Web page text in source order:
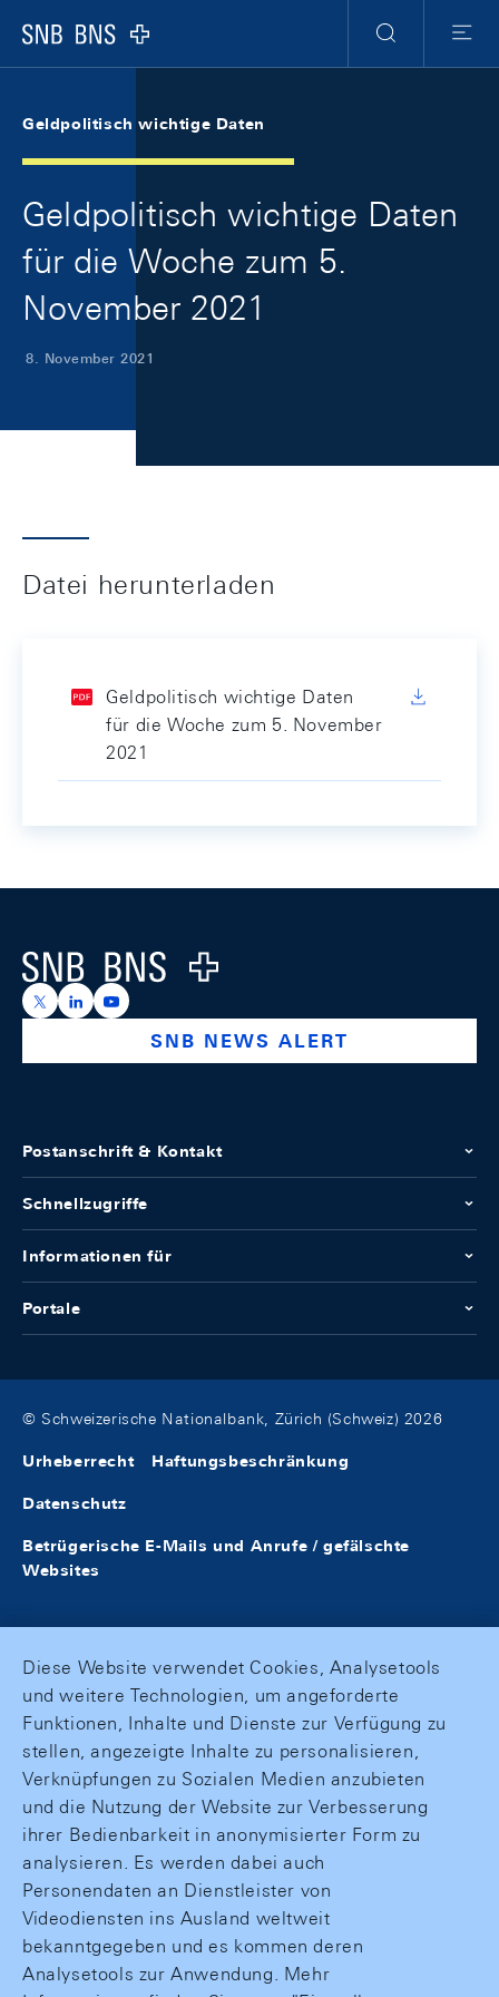
Logo
Suche
Menu
Geldpolitisch wichtige Daten
Geldpolitisch wichtige Daten
für die Woche zum 5.
November 2021
8. November 2021
Datei herunterladen
Geldpolitisch wichtige Daten
für die Woche zum 5. November
2021
Logo
https://x.com/snb_bns
https://ch.linkedin.com/company/swiss-national-
https://www.youtube.com/@swissnationalbank
SNB NEWS ALERT
Postanschrift & Kontakt
Schnellzugriffe
Informationen für
Portale
© Schweizerische Nationalbank, Zürich (Schweiz) 2026
Urheberrecht Haftungsbeschränkung
Datenschutz
Betrügerische E-Mails und Anrufe / gefälschte
Websites
Diese Website verwendet Cookies, Analysetools
und weitere Technologien, um angeforderte
Funktionen, Inhalte und Dienste zur Verfügung zu
stellen, angezeigte Inhalte zu personalisieren,
Verknüpfungen zu Sozialen Medien anzubieten
und die Nutzung der Website zur Verbesserung
ihrer Bedienbarkeit in anonymisierter Form zu
analysieren. Es werden dabei auch
Personendaten an Dienstleister von
Videodiensten ins Ausland weltweit
bekanntgegeben und es kommen deren
Analysetools zur Anwendung. Mehr